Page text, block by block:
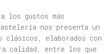
los gustos más
nos presenta un
elaborados con
calidad, entre los que